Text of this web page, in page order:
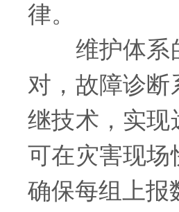
律。
维护体系的
对，故障诊
继技术，实现
可在灾害现场
确保每组上报